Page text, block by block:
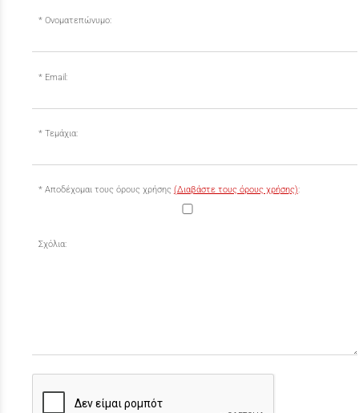
Ονοματεπώνυμο:
Email:
Τεμάχια:
Αποδέχομαι τους όρους χρήσης (Διαβάστε τους όρους χρήσης):
Σχόλια: